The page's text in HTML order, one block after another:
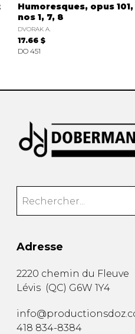
Humoresques, opus 101,
nos 1, 7, 8
DVORAK A.
17.66 $
DO 451
Adresse
2220 chemin du Fleuve
Lévis (QC) G6W 1Y4
418 834-8384